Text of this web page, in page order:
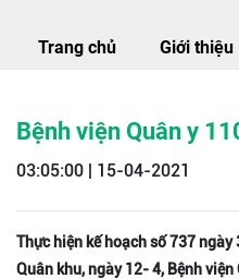
Trang chủ Giới thiệu
Bệnh viện Quân y
03:05:00 | 15-04-2021
Thực hiện kế hoạch số 737
Quân khu, ngày 12- 4, Bệnh